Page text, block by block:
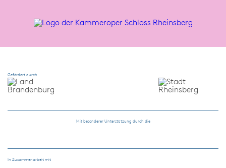
Gefördert durch
Mit besonderer Unterstützung durch die
In Zusammenarbeit mit